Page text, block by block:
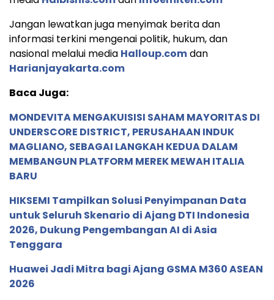
Jangan lewatkan juga menyimak berita dan
informasi terkini mengenai politik, hukum, dan
nasional melalui media Halloup.comdan
Harianjayakarta.com
Baca Juga:
MONDEVITA MENGAKUISISI SAHAM MAYORITAS DI
UNDERSCORE DISTRICT, PERUSAHAAN INDUK
MAGLIANO, SEBAGAI LANGKAH KEDUA DALAM
MEMBANGUN PLATFORM MEREK MEWAH ITALIA
BARU
HIKSEMI Tampilkan Solusi Penyimpanan Data
untuk Seluruh Skenario di Ajang DTI Indonesia
2026, Dukung Pengembangan AI di Asia
Tenggara
Huawei Jadi Mitra bagi Ajang GSMA M360 ASEAN
2026